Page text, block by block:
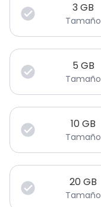
3GB
Tamaño
5 GB
Tamaño
10GB
Tamaño
20GB
Tamaño